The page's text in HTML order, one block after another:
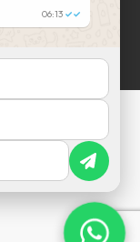
06:13 ✓✓